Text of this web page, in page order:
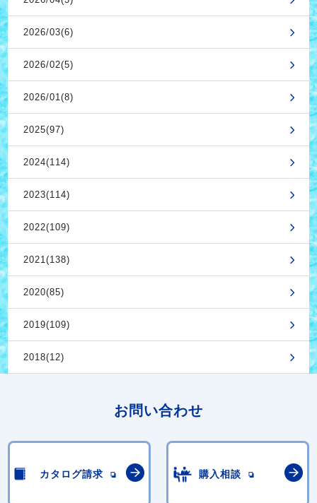
2026/03(6)
2026/02(5)
2026/01(8)
2025(97)
2024(114)
2023(114)
2022(109)
2021(138)
2020(85)
2019(109)
2018(12)
お問い合わせ
カタログ請求 購入相談